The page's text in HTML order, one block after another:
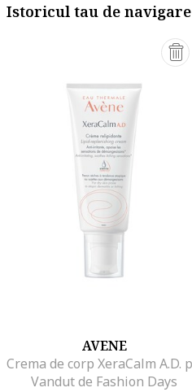
Istoricul tau de navigare
AVENE
Vandut de Fashion Days